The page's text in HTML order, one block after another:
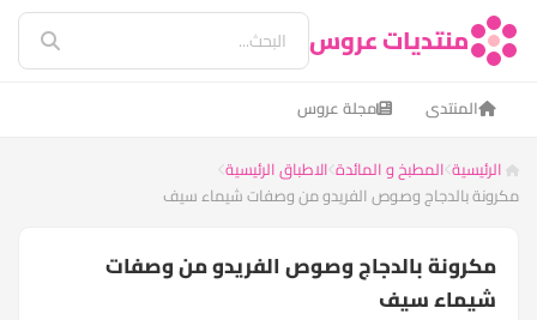
منتديات عروس
المنتدى مجلة عروس
الرئيسية المطبخ و المائدة الاطباق الرئيسية
مكرونة بالدجاج وصوص الفريدو من وصفات شيماء سيف
مكرونة بالدجاج وصوص الفريدو من وصفات
شيماء سيف